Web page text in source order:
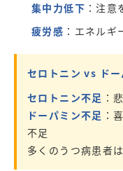
集中力低下 ：注意
疲労感 ：エネルギ
セロトニン vs ドー
セロトニン不足 ：
ドーパミン不足 ：
不足
多くのうつ病患者